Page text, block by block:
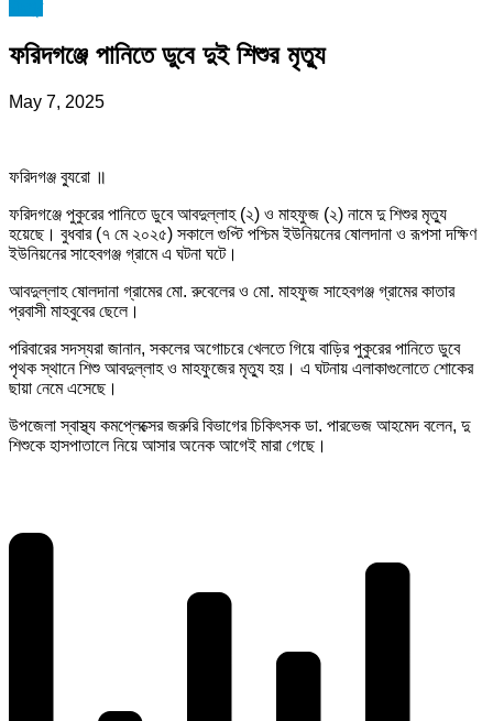
ফরিদগঞ্জে পানিতে ডুবে দুই শিশুর মৃত্যু
May 7, 2025
ফরিদগঞ্জ ব্যুরো ॥
ফরিদগঞ্জে পুকুরের পানিতে ডুবে আবদুল্লাহ (২) ও মাহফুজ (২) নামে দু শিশুর মৃত্যু
হয়েছে। বুধবার (৭ মে ২০২৫) সকালে গুপ্টি পশ্চিম ইউনিয়নের ষোলদানা ও রূপসা দক্ষিণ
ইউনিয়নের সাহেবগঞ্জ গ্রামে এ ঘটনা ঘটে।
আবদুল্লাহ ষোলদানা গ্রামের মো. রুবেলের ও মো. মাহফুজ সাহেবগঞ্জ গ্রামের কাতার
প্রবাসী মাহবুবের ছেলে।
পরিবারের সদস্যরা জানান, সকলের অগোচরে খেলতে গিয়ে বাড়ির পুকুরের পানিতে ডুবে
পৃথক স্থানে শিশু আবদুল্লাহ ও মাহফুজের মৃত্যু হয়। এ ঘটনায় এলাকাগুলোতে শোকের
ছায়া নেমে এসেছে।
উপজেলা স্বাস্থ্য কমপ্লেক্সের জরুরি বিভাগের চিকিৎসক ডা. পারভেজ আহমেদ বলেন, দু
শিশুকে হাসপাতালে নিয়ে আসার অনেক আগেই মারা গেছে।